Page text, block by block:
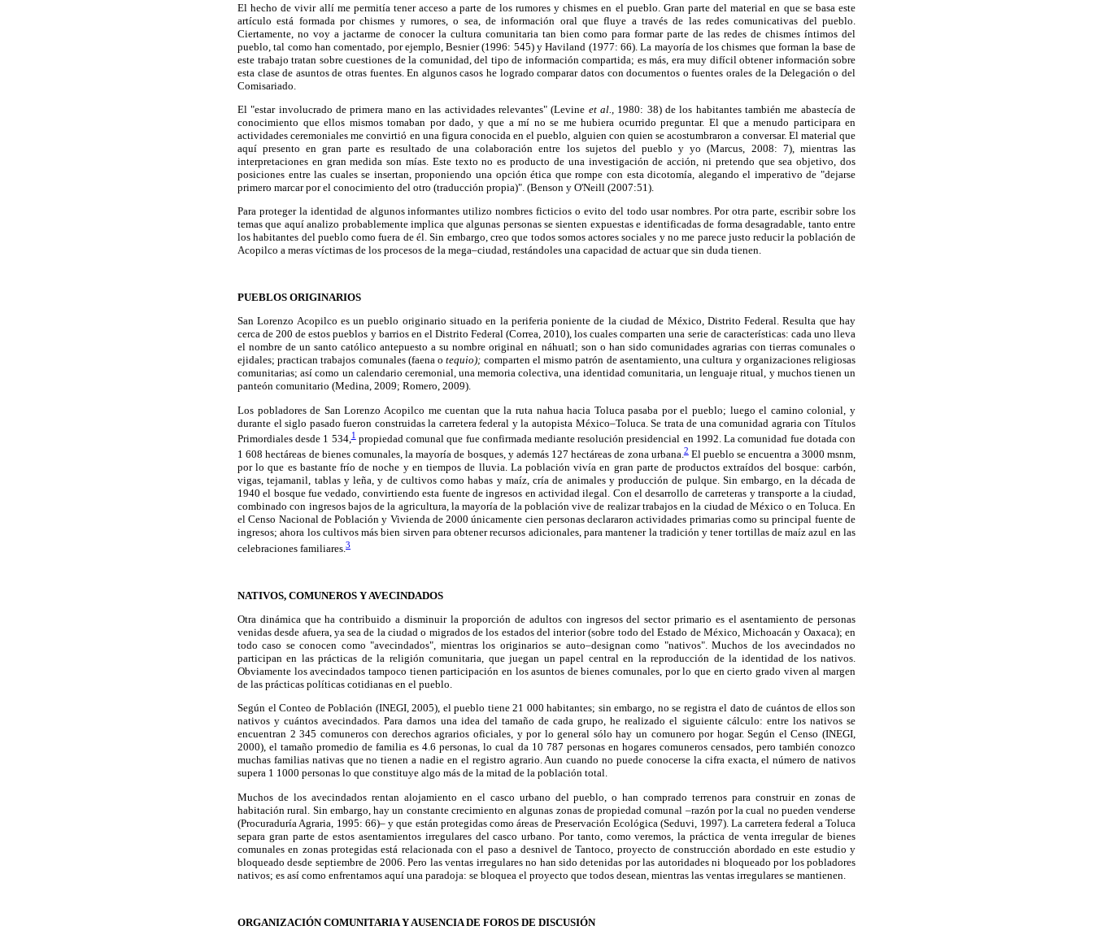
El hecho de vivir allí me permitía tener acceso a parte de los rumores y chismes en el pueblo. Gran parte del material en que se basa este
artículo está formada por chismes y rumores, o sea, de información oral que fluye a través de las redes comunicativas del pueblo.
Ciertamente, no voy a jactarme de conocer la cultura comunitaria tan bien como para formar parte de las redes de chismes íntimos del
pueblo, tal como han comentado, por ejemplo, Besnier (1996: 545) y Haviland (1977: 66). La mayoría de los chismes que forman la base de
este trabajo tratan sobre cuestiones de la comunidad, del tipo de información compartida; es más, era muy difícil obtener información sobre
esta clase de asuntos de otras fuentes. En algunos casos he logrado comparar datos con documentos o fuentes orales de la Delegación o del
Comisariado.
El "estar involucrado de primera mano en las actividades relevantes" (Levine et al.,
1980: 38) de los habitantes también me abastecía de
conocimiento que ellos mismos tomaban por dado, y que a mí no se me hubiera ocurrido preguntar. El que a menudo participara en
actividades ceremoniales me convirtió en una figura conocida en el pueblo, alguien con quien se acostumbraron a conversar. El material que
aquí presento en gran parte es resultado de una colaboración entre los sujetos del pueblo y yo (Marcus, 2008: 7), mientras las
interpretaciones en gran medida son mías. Este texto no es producto de una investigación de acción, ni pretendo que sea objetivo, dos
posiciones entre las cuales se insertan, proponiendo una opción ética que rompe con esta dicotomía, alegando el imperativo de "dejarse
primero marcar por el conocimiento del otro (traducción propia)". (Benson y O'Neill (2007:51).
Para proteger la identidad de algunos informantes utilizo nombres ficticios o evito del todo usar nombres. Por otra parte, escribir sobre los
temas que aquí analizo probablemente implica que algunas personas se sienten expuestas e identificadas de forma desagradable, tanto entre
los habitantes del pueblo como fuera de él. Sin embargo, creo que todos somos actores sociales y no me parece justo reducir la población de
Acopilco a meras víctimas de los procesos de la mega–ciudad, restándoles una capacidad de actuar que sin duda tienen.
PUEBLOS ORIGINARIOS
San Lorenzo Acopilco es un pueblo originario situado en la periferia poniente de la ciudad de México, Distrito Federal. Resulta que hay
cerca de 200 de estos pueblos y barrios en el Distrito Federal (Correa, 2010), los cuales comparten una serie de características: cada uno lleva
el nombre de un santo católico antepuesto a su nombre original en náhuatl; son o han sido comunidades agrarias con tierras comunales o
ejidales; practican trabajos comunales (faena otequio); comparten el mismo patrón de asentamiento, una cultura y organizaciones religiosas
comunitarias; así como un calendario ceremonial, una memoria colectiva, una identidad comunitaria, un lenguaje ritual, y muchos tienen un
panteón comunitario (Medina, 2009; Romero, 2009).
Los pobladores de San Lorenzo Acopilco me cuentan que la ruta nahua hacia Toluca pasaba por el pueblo; luego el camino colonial, y
durante el siglo pasado fueron construidas la carretera federal y la autopista México–Toluca. Se trata de una comunidad agraria con Títulos
Primordiales desde 1 534,1propiedad comunal que fue confirmada mediante resolución presidencial en 1992. La comunidad fue dotada con
1 608 hectáreas de bienes comunales, la mayoría de bosques, y además 127 hectáreas de zona urbana.2El pueblo se encuentra a 3000 msnm,
por lo que es bastante frío de noche y en tiempos de lluvia. La población vivía en gran parte de productos extraídos del bosque: carbón,
vigas, tejamanil, tablas y leña, y de cultivos como habas y maíz, cría de animales y producción de pulque. Sin embargo, en la década de
1940 el bosque fue vedado, convirtiendo esta fuente de ingresos en actividad ilegal. Con el desarrollo de carreteras y transporte a la ciudad,
combinado con ingresos bajos de la agricultura, la mayoría de la población vive de realizar trabajos en la ciudad de México o en Toluca. En
el Censo Nacional de Población y Vivienda de 2000 únicamente cien personas declararon actividades primarias como su principal fuente de
ingresos; ahora los cultivos más bien sirven para obtener recursos adicionales, para mantener la tradición y tener tortillas de maíz azul en las
celebraciones familiares. 3
NATIVOS, COMUNEROS Y AVECINDADOS
Otra dinámica que ha contribuido a disminuir la proporción de adultos con ingresos del sector primario es el asentamiento de personas
venidas desde afuera, ya sea de la ciudad o migrados de los estados del interior (sobre todo del Estado de México, Michoacán y Oaxaca); en
todo caso se conocen como "avecindados", mientras los originarios se auto–designan como "nativos". Muchos de los avecindados no
participan en las prácticas de la religión comunitaria, que juegan un papel central en la reproducción de la identidad de los nativos.
Obviamente los avecindados tampoco tienen participación en los asuntos de bienes comunales, por lo que en cierto grado viven al margen
de las prácticas políticas cotidianas en el pueblo.
Según el Conteo de Población (INEGI, 2005), el pueblo tiene 21 000 habitantes; sin embargo, no se registra el dato de cuántos de ellos son
nativos y cuántos avecindados. Para darnos una idea del tamaño de cada grupo, he realizado el siguiente cálculo: entre los nativos se
encuentran 2 345 comuneros con derechos agrarios oficiales, y por lo general sólo hay un comunero por hogar. Según el Censo (INEGI,
2000), el tamaño promedio de familia es 4.6 personas, lo cual da 10 787 personas en hogares comuneros censados, pero también conozco
muchas familias nativas que no tienen a nadie en el registro agrario. Aun cuando no puede conocerse la cifra exacta, el número de nativos
supera 1 1000 personas lo que constituye algo más de la mitad de la población total.
Muchos de los avecindados rentan alojamiento en el casco urbano del pueblo, o han comprado terrenos para construir en zonas de
habitación rural. Sin embargo, hay un constante crecimiento en algunas zonas de propiedad comunal –razón por la cual no pueden venderse
(Procuraduría Agraria, 1995: 66)– y que están protegidas como áreas de Preservación Ecológica (Seduvi, 1997). La carretera federal a Toluca
separa gran parte de estos asentamientos irregulares del casco urbano. Por tanto, como veremos, la práctica de venta irregular de bienes
comunales en zonas protegidas está relacionada con el paso a desnivel de Tantoco, proyecto de construcción abordado en este estudio y
bloqueado desde septiembre de 2006. Pero las ventas irregulares no han sido detenidas por las autoridades ni bloqueado por los pobladores
nativos; es así como enfrentamos aquí una paradoja: se bloquea el proyecto que todos desean, mientras las ventas irregulares se mantienen.
ORGANIZACIÓN COMUNITARIA Y AUSENCIA DE FOROS DE DISCUSIÓN